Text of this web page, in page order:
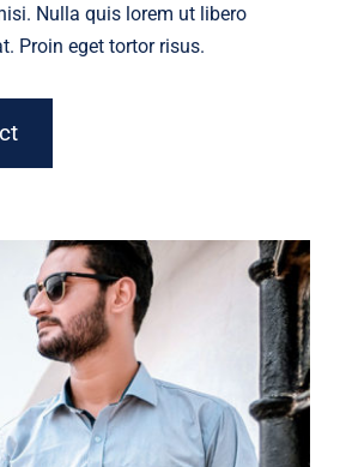
Nulla quis lorem ut libero
Proin eget tortor risus.